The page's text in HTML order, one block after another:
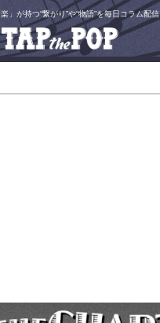
楽」が持つ“繋がり”や“物語”を毎日コラム配信